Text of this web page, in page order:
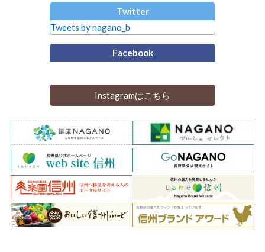
Twitter
Tweets by nagano_b
Facebook
Instagramはこちら